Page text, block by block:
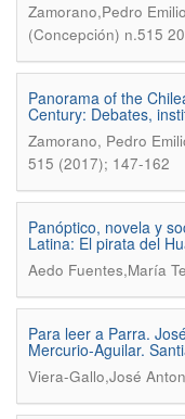
Zamorano,Pedro
(Concepción) n.515
Panorama of the
Century: Debates,
Zamorano, Pedro
515 (2017); 147-162
Panóptico, novela y
Latina: El pirata del
Aedo Fuentes,María
Para leer a Parra.
Mercurio-Aguilar.
Viera-Gallo,José